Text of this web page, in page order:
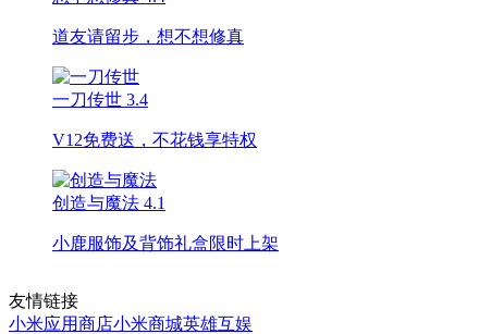
道友请留步，想不想修真
一刀传世 3.4
V12免费送，不花钱享特权
创造与魔法 4.1
小鹿服饰及背饰礼盒限时上架
友情链接
小米应用商店小米商城英雄互娱